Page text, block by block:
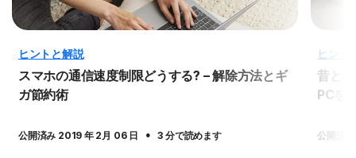
ヒントと解説
スマホの通信速度制限どうする? – 解除方法とギ
ガ節約術
公開済み 2019 年 2月 06 日 · 3 分で読めます
ヒント
昔と
PCを
公開済